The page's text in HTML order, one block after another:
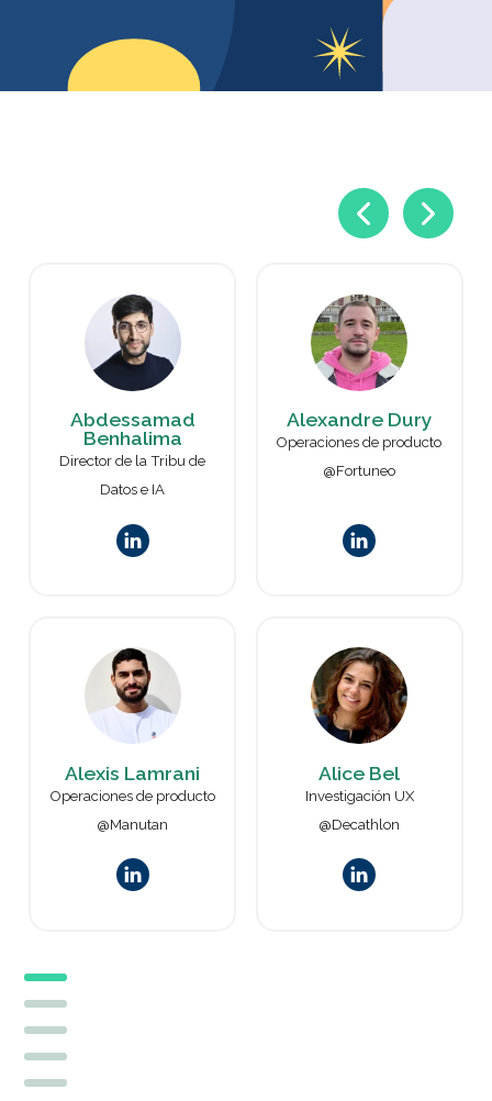
Abdessamad
Benhalima
Director de la Tribu de
Datos e IA
Alexandre Dury
Operaciones de producto
@Fortuneo
Alexis Lamrani
Operaciones de producto
@Manutan
Alice Bel
Investigación UX
@Decathlon